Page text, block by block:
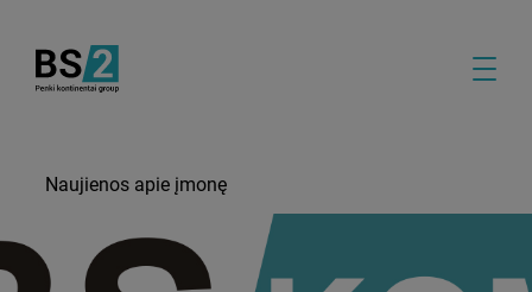
Naujienos apie įmonę